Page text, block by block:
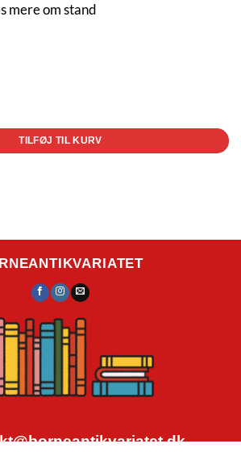
mere om stand
Kanin antal
TILFØJ TIL KURV